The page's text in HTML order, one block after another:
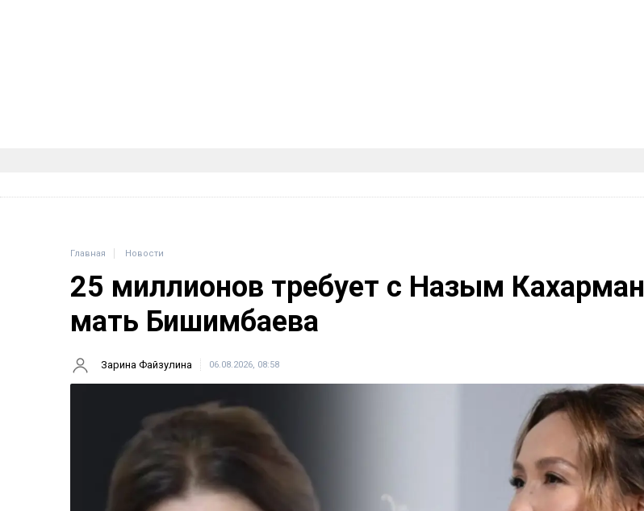
Главная Новости
25 миллионов требует с Назым Кахарман
мать Бишимбаева
Зарина Файзулина 06.08.2026, 08:58